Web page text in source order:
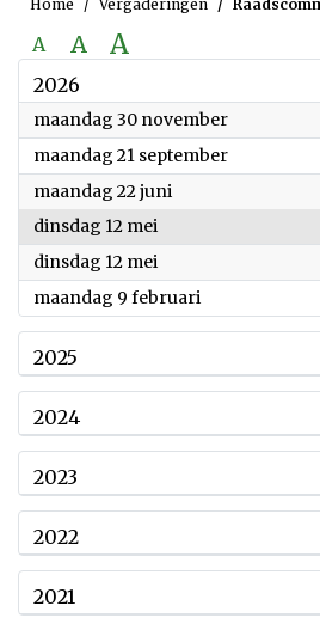
Home
Vergaderingen
A A A
2026
maandag 30 november2026
maandag 21 september2026
maandag 22 juni
dinsdag 12 mei
dinsdag 12 mei
maandag 9 februari
2025
2024
2023
2022
2021